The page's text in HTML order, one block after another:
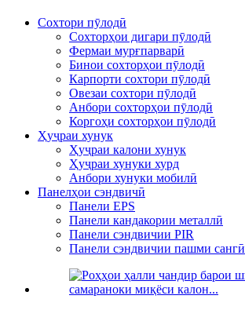
Сохтори пӯлодӣ
Сохторҳои дигари пӯлодӣ
Фермаи мурғпарварӣ
Бинои сохторҳои пӯлодӣ
Карпорти сохтори пӯлодӣ
Овезаи сохтори пӯлодӣ
Анбори сохторҳои пӯлодӣ
Коргоҳи сохторҳои пӯлодӣ
Ҳуҷраи хунук
Ҳуҷраи калони хунук
Ҳуҷраи хунуки хурд
Анбори хунуки мобилӣ
Панелҳои сэндвичӣ
Панели EPS
Панели кандакории металлӣ
Панели сэндвичии PIR
Панели сэндвичии пашми сангӣ